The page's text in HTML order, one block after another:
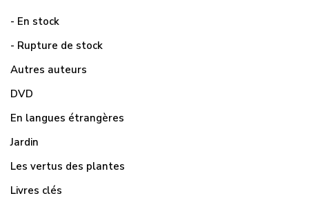
- En stock
- Rupture de stock
Autres auteurs
DVD
En langues étrangères
Jardin
Les vertus des plantes
Livres clés